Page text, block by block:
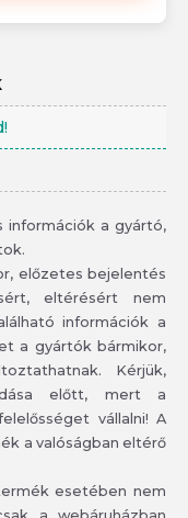
információk a gyártó,
előzetes bejelentés
eltérésért nem
információk a
a gyártók bármikor,
Kérjük,
előtt, mert a
vállalni! A
a valóságban eltérő
esetében nem